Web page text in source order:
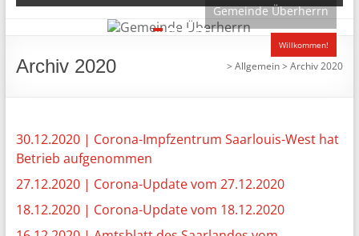
Gemeinde Überherrn
Willkommen!
1 2 3 4
Archiv 2020 >Allgemein>Archiv 2020
30.12.2020 | Corona-Impfzentrum Saarlouis-West hat
Betrieb aufgenommen
27.12.2020 | Corona-Update vom 27.12.2020
18.12.2020 | Corona-Update vom 18.12.2020